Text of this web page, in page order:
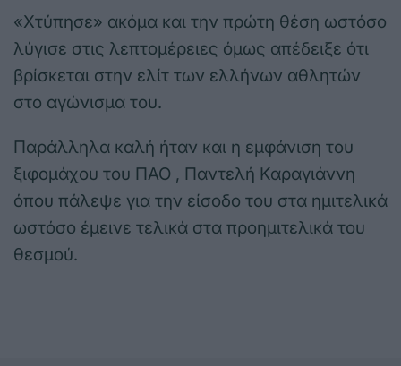
«Χτύπησε» ακόμα και την πρώτη θέση ωστόσο
λύγισε στις λεπτομέρειες όμως απέδειξε ότι
βρίσκεται στην ελίτ των ελλήνων αθλητών
στο αγώνισμα του.
Παράλληλα καλή ήταν και η εμφάνιση του
ξιφομάχου του ΠΑΟ , Παντελή Καραγιάννη
όπου πάλεψε για την είσοδο του στα ημιτελικά
ωστόσο έμεινε τελικά στα προημιτελικά του
θεσμού.